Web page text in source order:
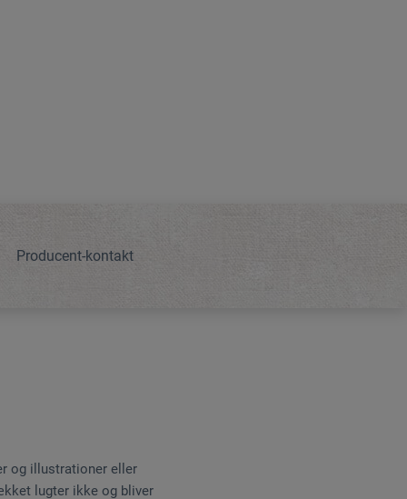
Producent-kontakt
og illustrationer eller
lugter ikke og bliver